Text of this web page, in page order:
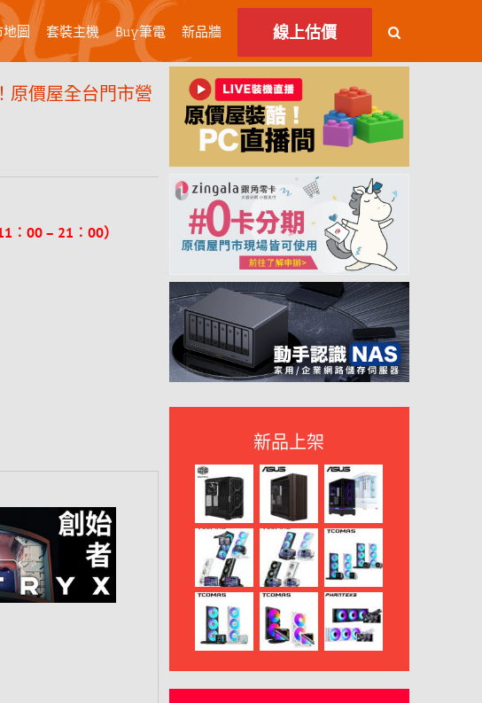
地圖 套裝主機 Buy筆電 新品牆 線上估價
原價屋全台門市營
– 21︰00）
新品上架